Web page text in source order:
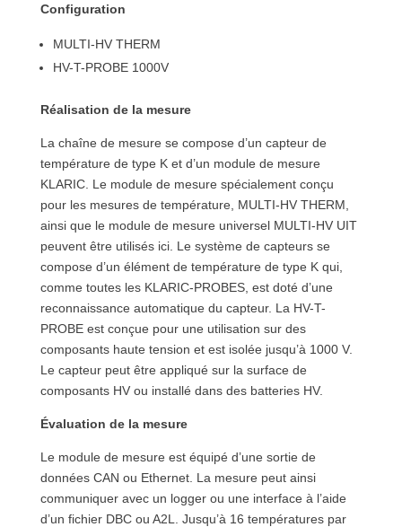
Configuration
MULTI-HV THERM
HV-T-PROBE 1000V
Réalisation de la mesure
La chaîne de mesure se compose d’un capteur de
température de type K et d’un module de mesure
KLARIC. Le module de mesure spécialement conçu
pour les mesures de température, MULTI-HV THERM,
ainsi que le module de mesure universel MULTI-HV UIT
peuvent être utilisés ici. Le système de capteurs se
compose d’un élément de température de type K qui,
comme toutes les KLARIC-PROBES, est doté d’une
reconnaissance automatique du capteur. La HV-T-
PROBE est conçue pour une utilisation sur des
composants haute tension et est isolée jusqu’à 1000 V.
Le capteur peut être appliqué sur la surface de
composants HV ou installé dans des batteries HV.
Évaluation de la mesure
Le module de mesure est équipé d’une sortie de
données CAN ou Ethernet. La mesure peut ainsi
communiquer avec un logger ou une interface à l’aide
d’un fichier DBC ou A2L. Jusqu’à 16 températures par